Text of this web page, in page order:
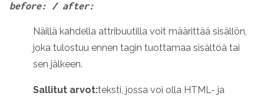
before: / after:
Näillä kahdella attribuutilla voit määrittää sisällön,
joka tulostuu ennen tagin tuottamaa sisältöä tai
sen jälkeen.
Sallitut arvot:teksti, jossa voi olla HTML- ja